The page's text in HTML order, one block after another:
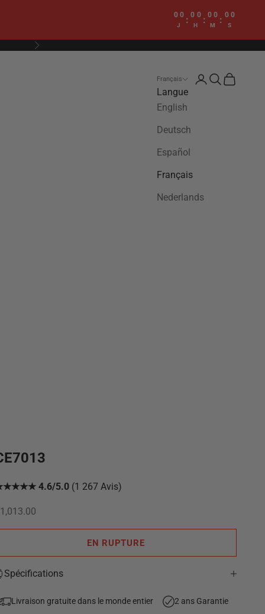
00
J :00
H : 00
M : 00
S
Suivant
Français
Langue
English
Deutsch
Español
Français
Nederlands
Connexion
Recherche
Panier
4.6/5.0 (1 267 Avis)
de vente
EN RUPTURE
Spécifications
Livraison gratuite dans le monde entier 2 ans Garantie